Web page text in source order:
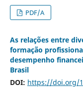
PDF/A
As relações entre
formação
desempenho
Brasil
DOI: https://doi.org/